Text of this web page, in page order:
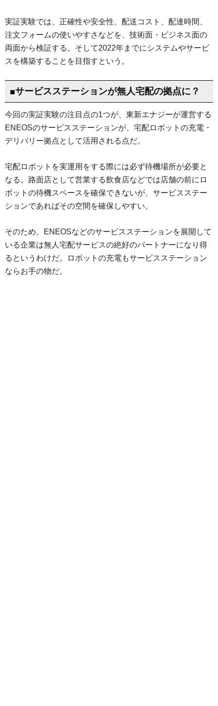
実証実験では、正確性や安全性、配送コスト、配達時間、
注文フォームの使いやすさなどを、技術面・ビジネス面の
両面から検証する。そして2022年までにシステムやサービ
スを構築することを目指すという。
■サービスステーションが無人宅配の拠点に？
今回の実証実験の注目点の1つが、東新エナジーが運営する
ENEOSのサービスステーションが、宅配ロボットの充電・
デリバリー拠点として活用される点だ。
宅配ロボットを実運用をする際には必ず待機場所が必要と
なる。路面店として営業する飲食店などでは店舗の前にロ
ボットの待機スペースを確保できないが、サービスステー
ションであればその空間を確保しやすい。
そのため、ENEOSなどのサービスステーションを展開して
いる企業は無人宅配サービスの絶好のパートナーになり得
るというわけだ。ロボットの充電もサービスステーション
ならお手の物だ。